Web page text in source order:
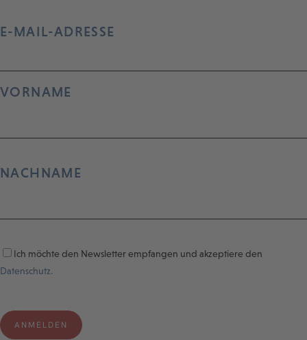
E-MAIL-ADRESSE
VORNAME
NACHNAME
Ich möchte den Newsletter empfangen und akzeptiere den
Datenschutz.